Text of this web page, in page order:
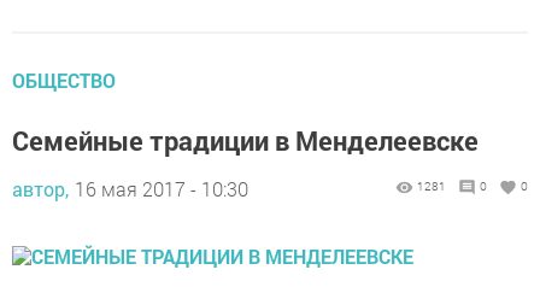
ОБЩЕСТВО
Семейные традиции в Менделеевске
автор, 16 мая 2017 - 10:30 1281 0 0